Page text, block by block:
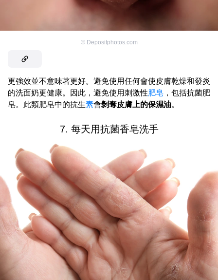
© Depositphotos.com
更強效並不意味著更好。避免使用任何會使皮膚乾燥和發炎
的洗面奶更健康。因此，避免使用刺激性肥皂 ，包括抗菌肥
皂。此類肥皂中的抗生素會剝奪皮膚上的保濕油。
7. 每天用抗菌香皂洗手